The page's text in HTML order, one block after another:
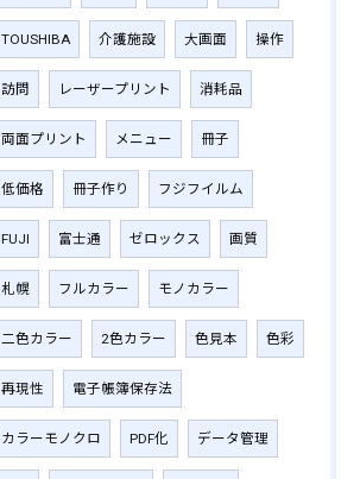
TOUSHIBA 介護施設 大画面 操作
訪問 レーザープリント 消耗品
両面プリント メニュー 冊子
低価格 冊子作り フジフイルム
FUJI 富士通 ゼロックス 画質
札幌 フルカラー モノカラー
二色カラー 2色カラー 色見本 色彩
再現性 電子帳簿保存法
カラーモノクロ PDF化 データ管理